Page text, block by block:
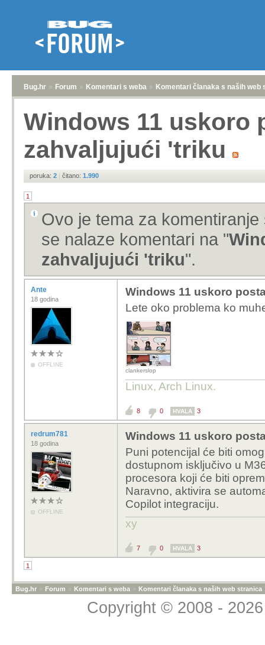
Bug.hr » Forum » Komentari s weba » Komentari članaka s naših web
Windows 11 uskoro
zahvaljujući 'triku
poruka: 2 | čitano: 1.990
1
Ovo je tema za
se nalaze komentari na "
zahvaljujući 'triku".
Ante
18 godina
OFFLINE
Windows 11 uskoro
Lete oko problema ko
clankerslop
Linux, Arch Linux.
8 0 HVALA 3
redrum781
18 godina
OFFLINE
Windows 11 uskoro
Puni potencijal će biti
dostupnom isključivo u
procesora koji će biti
Naravno, aktivira se
Copilot integraciju.
xy
7 0 HVALA 3
1
Bug.hr » Forum » Komentari s weba » Komentari članaka s naših web stranica
Copyright © 2008 -